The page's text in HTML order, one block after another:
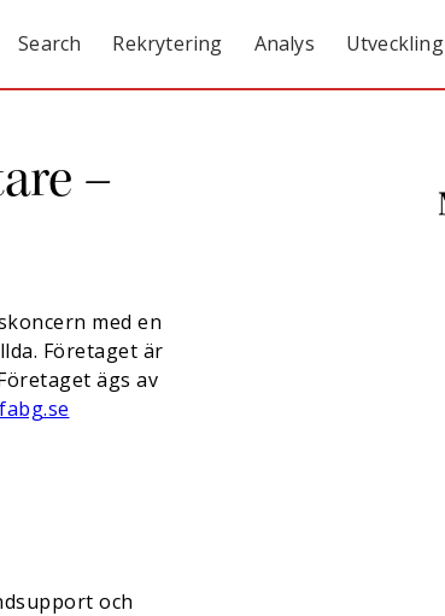
Search Rekrytering Analys Utveckling
–
med en
Företaget är
ägs av
och